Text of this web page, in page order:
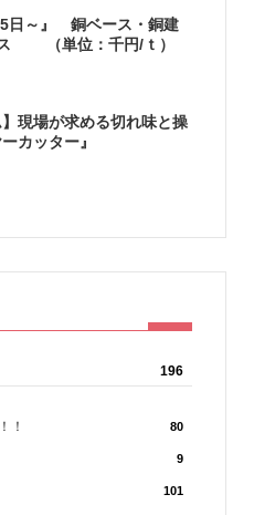
5日～』 銅ベース・銅建
（単位：千円/ｔ）
】現場が求める切れ味と操
カッター』
196
！ 80
9
101